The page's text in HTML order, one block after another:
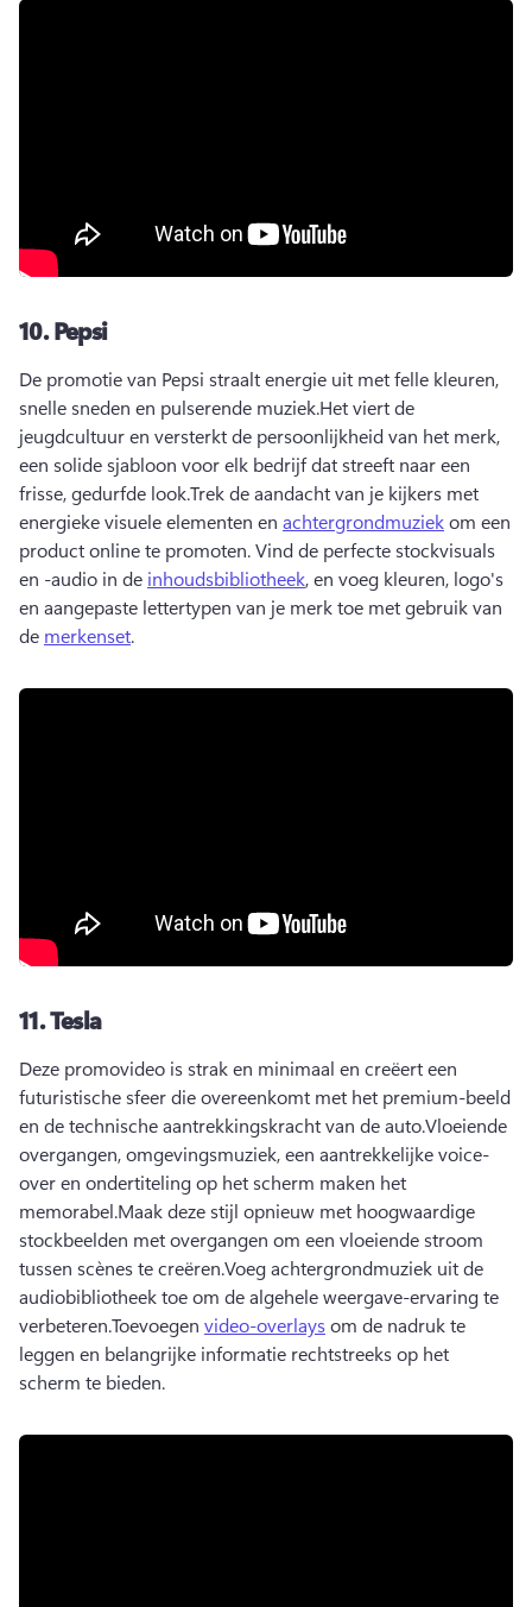
10.Pepsi
De promotie van Pepsi straalt energie uit met felle kleuren,
snelle sneden en pulserende muziek.Het viert de
jeugdcultuur en versterkt de persoonlijkheid van het merk,
een solide sjabloon voor elk bedrijf dat streeft naar een
frisse, gedurfde look.Trek de aandacht van je kijkers met
energieke visuele elementen en achtergrondmuziek om een
product online te promoten. Vind de perfecte stockvisuals
en -audio in de inhoudsbibliotheek, en voeg kleuren, logo's
en aangepaste lettertypen van je merk toe met gebruik van
de merkenset.
11.Tesla
Deze promovideo is strak en minimaal en creëert een
futuristische sfeer die overeenkomt met het premium-beeld
en de technische aantrekkingskracht van de auto.Vloeiende
overgangen, omgevingsmuziek, een aantrekkelijke voice-
over en ondertiteling op het scherm maken het
memorabel.Maak deze stijl opnieuw met hoogwaardige
stockbeelden met overgangen om een vloeiende stroom
tussen scènes te creëren.Voeg achtergrondmuziek uit de
audiobibliotheek toe om de algehele weergave-ervaring te
verbeteren.Toevoegen video-overlays om de nadruk te
leggen en belangrijke informatie rechtstreeks op het
scherm te bieden.